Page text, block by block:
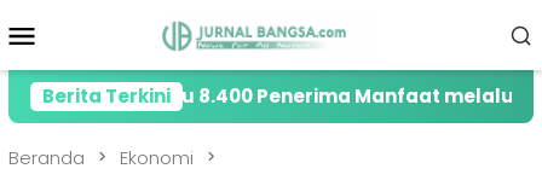
ke
Mobile
Berita Terkini
8.400 Penerima Manfaat melalui Program
Beranda Ekonomi